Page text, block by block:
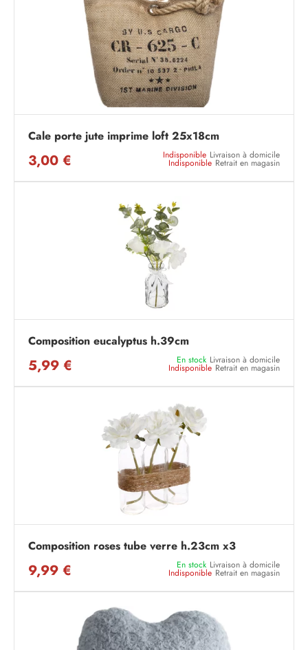
Cale porte jute imprime loft 25x18cm
3,00 € Indisponible Livraison à domicile
Indisponible Retrait en magasin
Composition eucalyptus h.39cm
5,99 € En stock Livraison à domicile
Indisponible Retrait en magasin
Composition roses tube verre h.23cm x3
9,99 € En stock Livraison à domicile
Indisponible Retrait en magasin